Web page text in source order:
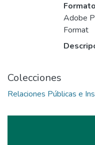
Adobe
Format
Colecciones
Relaciones Públicas e